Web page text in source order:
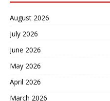
August 2026
July 2026
June 2026
May 2026
April 2026
March 2026